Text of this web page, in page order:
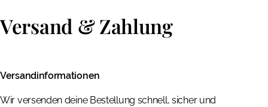
Versand & Zahlung
Versandinformationen
Wir versenden deine Bestellung schnell, sicher und